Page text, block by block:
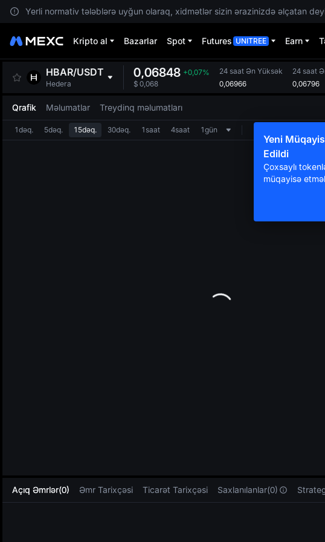
Yerli normativ tələblərə uyğun olaraq, xidmətlər sizin ərazinizdə əlçatan
Kripto al Bazarlar Spot Futures UNITREE Earn
HBAR/USDT
Hedera
0,06848 +0,07%
$ 0,068
24 saat Ən Yüksək
0,06966
24 saat
0,06796
Qrafik Məlumatlar Treydinq məlumatları
Yeni
Edildi
Çoxsaylı
müqayisə
1dəq. 5dəq. 15dəq. 30dəq. 1saat 4saat 1gün
Açıq Əmrlər(0) Əmr Tarixçəsi Ticarət Tarixçəsi Saxlanılanlar(0)